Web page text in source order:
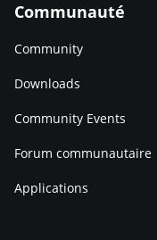
Communauté
Community
Downloads
Community Events
Forum communautaire
Applications